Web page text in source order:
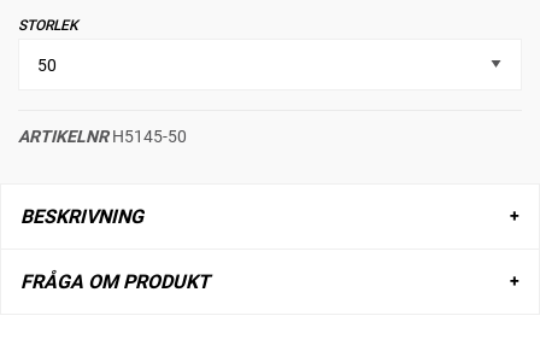
STORLEK
ARTIKELNRH5145-50
BESKRIVNING
FRÅGA OM PRODUKT